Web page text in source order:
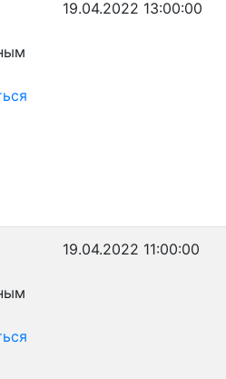
19.04.2022 13:00:00
19.04.2022 11:00:00